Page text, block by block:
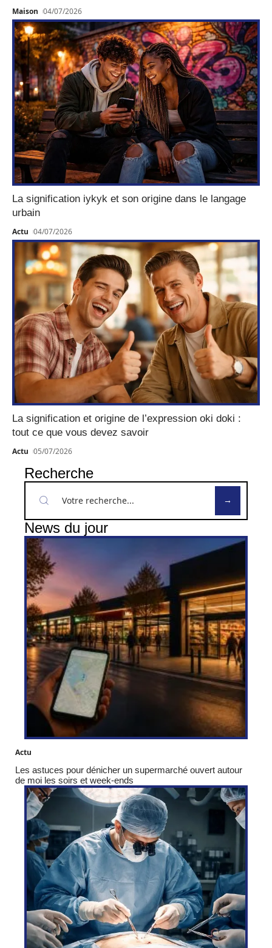
Maison 04/07/2026
La signification iykyk et son origine dans le langage
urbain
Actu 04/07/2026
La signification et origine de l’expression oki doki :
tout ce que vous devez savoir
Actu 05/07/2026
Recherche
News du jour
Actu
Les astuces pour dénicher un supermarché ouvert autour
de moi les soirs et week-ends